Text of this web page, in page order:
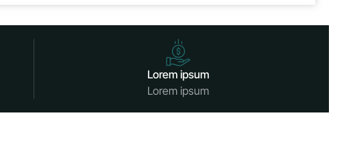
Lorem ipsum
Lorem ipsum